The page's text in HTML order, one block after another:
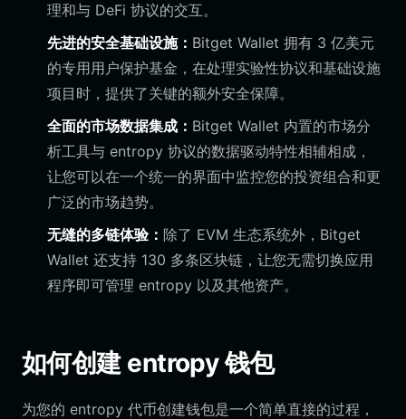
理和与 DeFi 协议的交互。
先进的安全基础设施： Bitget Wallet 拥有 3 亿美元
的专用用户保护基金，在处理实验性协议和基础设施
项目时，提供了关键的额外安全保障。
全面的市场数据集成： Bitget Wallet 内置的市场分
析工具与 entropy 协议的数据驱动特性相辅相成，
让您可以在一个统一的界面中监控您的投资组合和更
广泛的市场趋势。
无缝的多链体验： 除了 EVM 生态系统外，Bitget
Wallet 还支持 130 多条区块链，让您无需切换应用
程序即可管理 entropy 以及其他资产。
如何创建 entropy 钱包
为您的 entropy 代币创建钱包是一个简单直接的过程，